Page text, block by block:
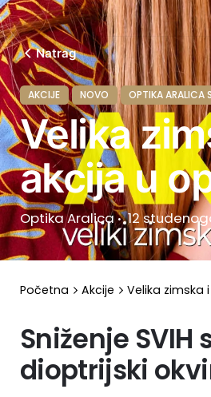
Natrag
AKCIJE NOVO OPTIKA ARALICA
Velika
akcija u
Optika Aralica 12
Početna Akcije Velika
Sniženje
dioptrijski